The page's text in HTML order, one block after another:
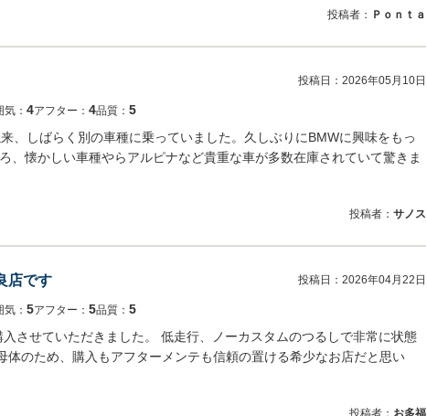
投稿者： Ｐｏｎｔａ
投稿日： 2026年05月10日
気： 4アフター： 4品質： 5
、しばらく別の車種に乗っていました。久しぶりにBMWに興味をもっ
、懐かしい車種やらアルピナなど貴重な車が多数在庫されていて驚きま
投稿者： サノス
店です 投稿日： 2026年04月22日
気： 5アフター： 5品質： 5
させていただきました。 低走行、ノーカスタムのつるしで非常に状態
体のため、購入もアフターメンテも信頼の置ける希少なお店だと思い
投稿者： お多福